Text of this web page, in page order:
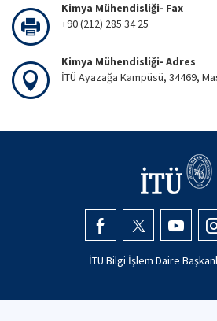
Kimya Mühendisliği- Fax
+90 (212) 285 34 25
Kimya Mühendisliği- Adres
İTÜ Ayazağa Kampüsü, 34469,
İTÜ Bilgi İşlem Daire